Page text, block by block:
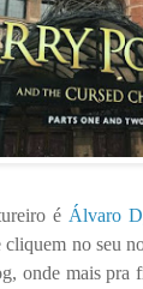
é Álvaro
cliquem no seu
onde mais pra